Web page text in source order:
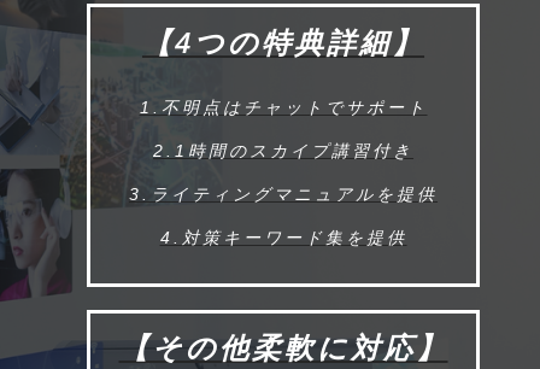
【4つの特典詳細】
1.不明点はチャットでサポート
2.1時間のスカイプ講習付き
3.ライティングマニュアルを提供
4.対策キーワード集を提供
【その他柔軟に対応】